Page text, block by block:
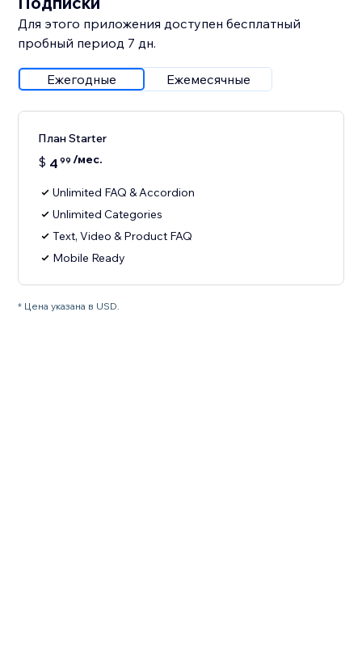
Для этого приложения доступен бесплатный
пробный период 7 дн.
Ежегодные Ежемесячные
План Starter
$ 4 99 /мес.
Unlimited FAQ & Accordion
Unlimited Categories
Text, Video & Product FAQ
Mobile Ready
* Цена указана в USD.